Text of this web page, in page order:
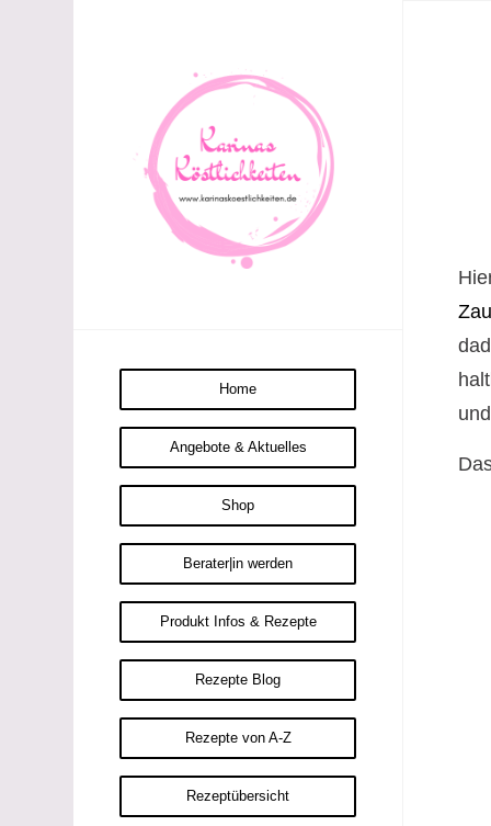
Home
Angebote & Aktuelles
Shop
Berater|in werden
Produkt Infos & Rezepte
Rezepte Blog
Rezepte von A-Z
Rezeptübersicht